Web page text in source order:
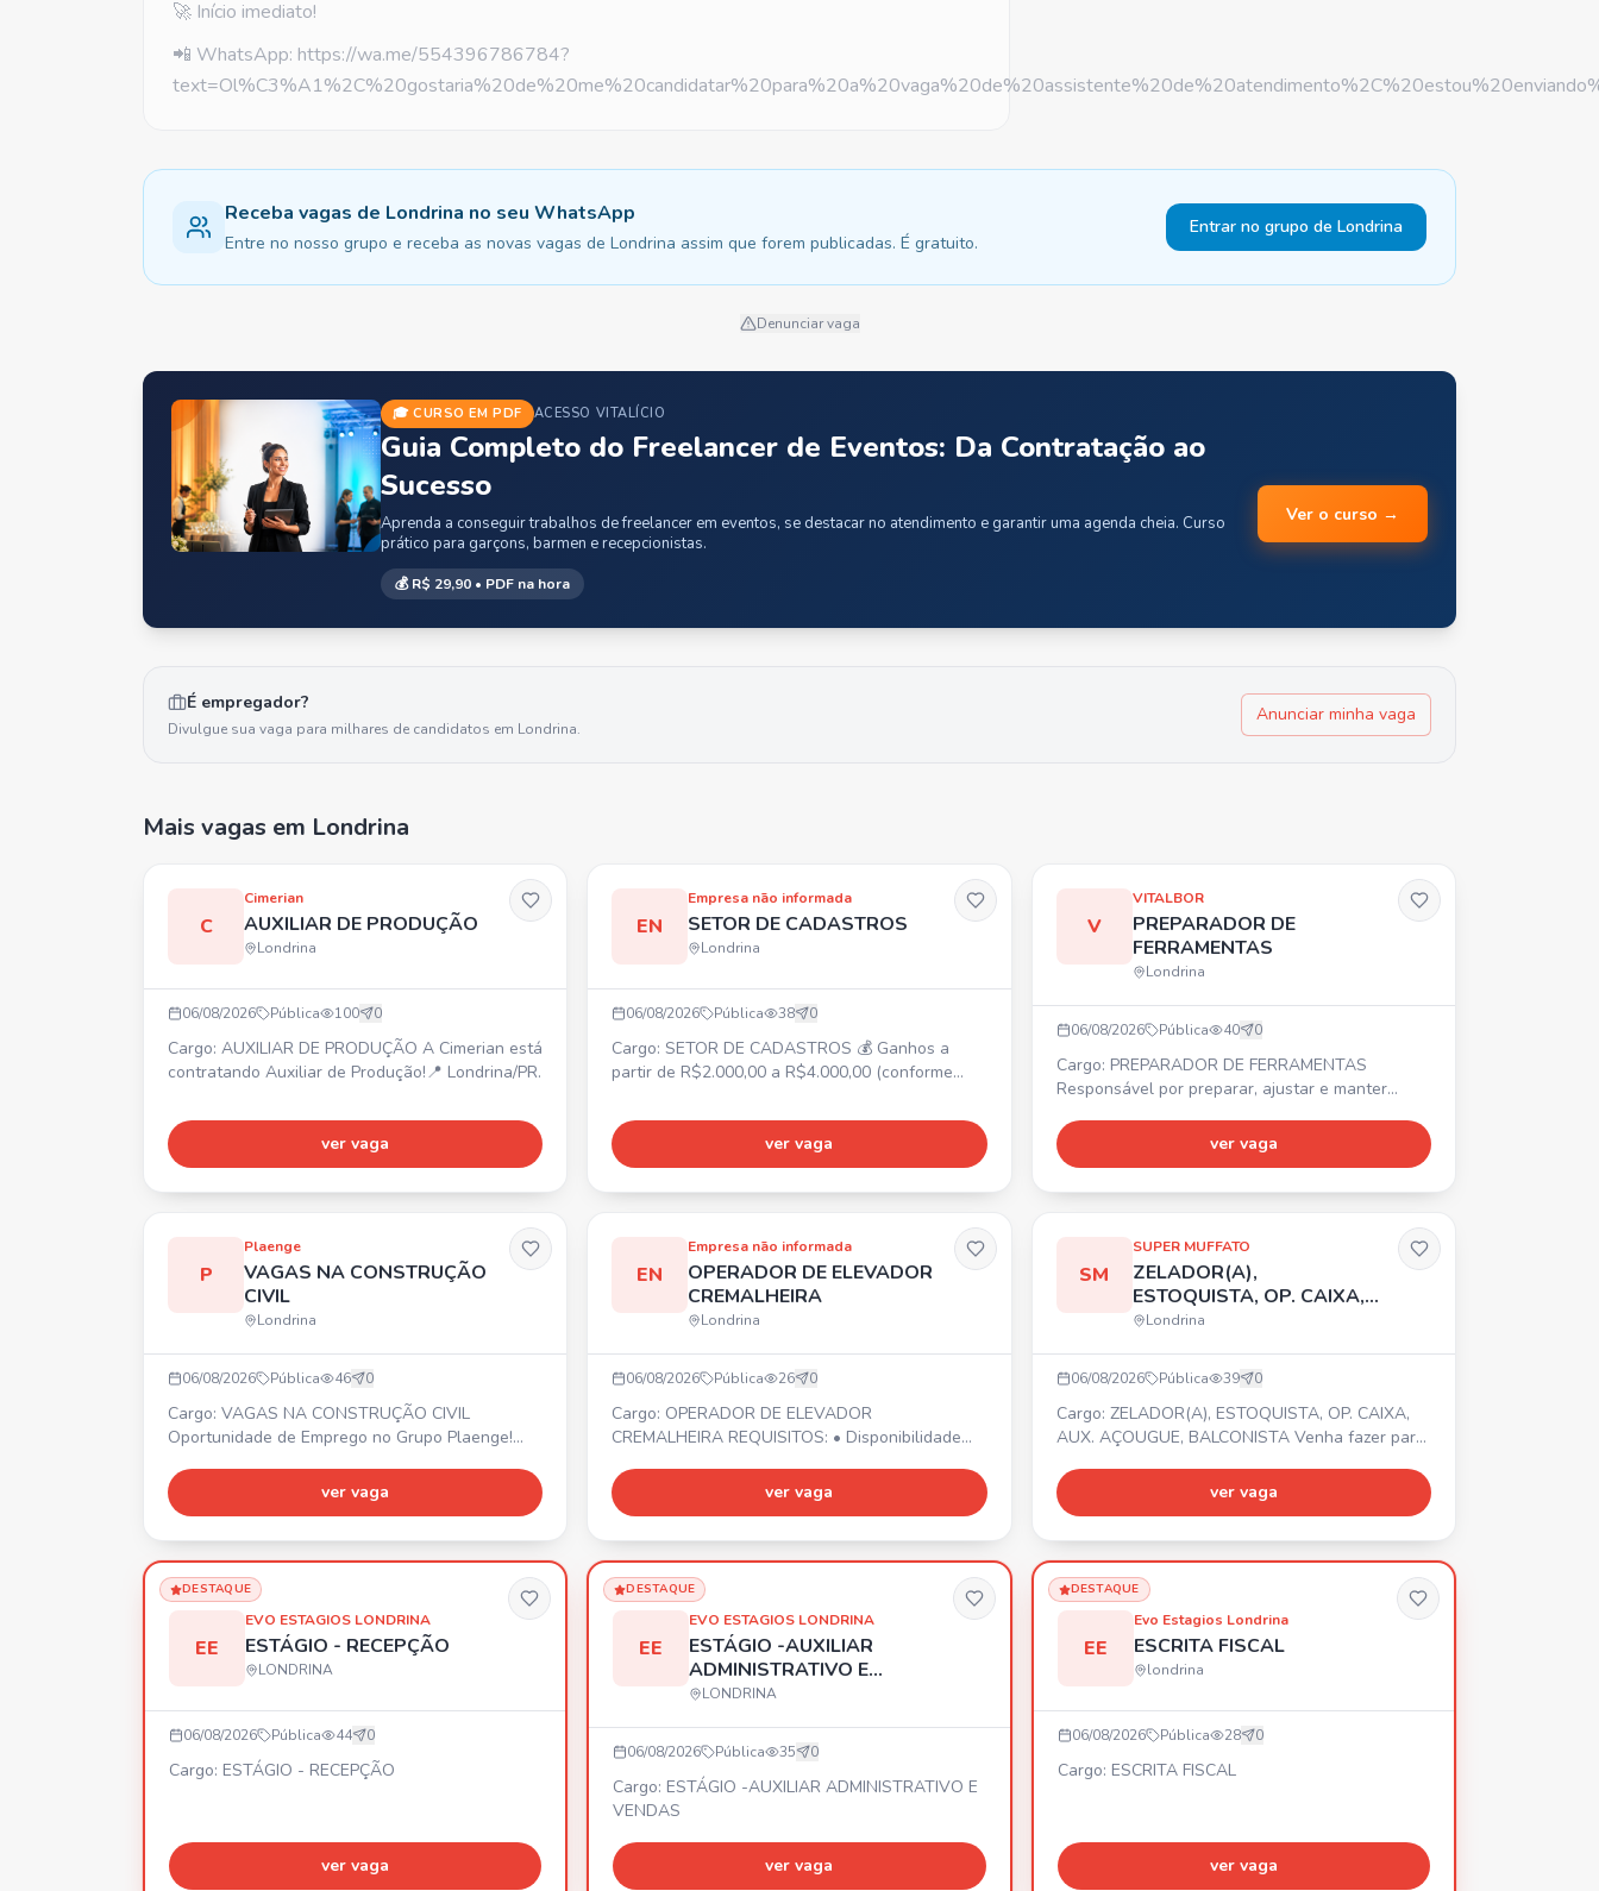
🚀 Início imediato!
📲 WhatsApp: https://wa.me/554396786784?
Receba vagas de Londrina no seu WhatsApp
Entre no nosso grupo e receba as novas vagas de Londrina assim que forem publicadas. É gratuito.
Entrar no grupo de Londrina
Denunciar vaga
🎓 CURSO EM PDF ACESSO VITALÍCIO
Guia Completo do Freelancer de Eventos: Da Contratação ao
Sucesso
Aprenda a conseguir trabalhos de freelancer em eventos, se destacar no atendimento e garantir uma agenda cheia. Curso
prático para garçons, barmen e recepcionistas.
💰R$ 29,90 • PDF na hora
Ver o curso →
É empregador?
Divulgue sua vaga para milhares de candidatos em Londrina.
Anunciar minha vaga
Mais vagas em Londrina
C
Cimerian
AUXILIAR DE PRODUÇÃO
Londrina
06/08/2026 Pública 100 0
Cargo: AUXILIAR DE PRODUÇÃO A Cimerian está
contratando Auxiliar de Produção!📍 Londrina/PR.
ver vaga
EN
Empresa não informada
SETOR DE CADASTROS
Londrina
06/08/2026 Pública 38 0
Cargo: SETOR DE CADASTROS 💰 Ganhos a
partir de R$2.000,00 a R$4.000,00 (conforme
a sexta-feira: 09:30 às 19:30. Sábado: 09:00 às
14:00. ✅ Treinamento fornecido, não é
necessária experiência.
ver vaga
V
VITALBOR
PREPARADOR DE
FERRAMENTAS
Londrina
06/08/2026 Pública 40 0
Cargo: PREPARADOR DE FERRAMENTAS
Responsável por preparar, ajustar e manter
Preferencial com experiência. 💰 Salário acima do
mercado + Vale-Transporte + Vale-Alimentação
ver vaga
P
Plaenge
VAGAS NA CONSTRUÇÃO
CIVIL
Londrina
06/08/2026 Pública 46 0
Cargo: VAGAS NA CONSTRUÇÃO CIVIL
Oportunidade de Emprego no Grupo Plaenge!
diversas áreas da construção civil. 🚀 Faça parte
da maior construtora do Sul do país! Encaminhe
ver vaga
EN
Empresa não informada
OPERADOR DE ELEVADOR
CREMALHEIRA
Londrina
06/08/2026 Pública 26 0
Cargo: OPERADOR DE ELEVADOR
CREMALHEIRA REQUISITOS: • Disponibilidade
demanda da empresa. • Organização e controle
• PROATIVIDADE • Início imediato! 📍 Cidade de
ver vaga
SM
SUPER MUFFATO
ZELADOR(A),
ESTOQUISTA, OP. CAIXA,
AUX. AÇOUGUE,
Londrina
06/08/2026 Pública 39 0
Cargo: ZELADOR(A), ESTOQUISTA, OP. CAIXA,
AUX. AÇOUGUE, BALCONISTA Venha fazer parte
vagas para Zelador(a), Estoquista, Op. Caixa,
Aux. Açougue e Balconista. 📍 Av. Me. Leônia
Entrevistas de Segunda a Sexta, das 09:00 às
17:00. Vagas disponíveis também para
estrangeiros, PCD e 60+. 🎁 Benefíc
ver vaga
DESTAQUE
EE
EVO ESTAGIOS LONDRINA
ESTÁGIO - RECEPÇÃO
LONDRINA
06/08/2026 Pública 44 0
Cargo: ESTÁGIO - RECEPÇÃO
ver vaga
DESTAQUE
EE
EVO ESTAGIOS LONDRINA
ESTÁGIO -AUXILIAR
ADMINISTRATIVO E
VENDAS
LONDRINA
06/08/2026 Pública 35 0
Cargo: ESTÁGIO -AUXILIAR ADMINISTRATIVO E
VENDAS
ver vaga
DESTAQUE
EE
Evo Estagios Londrina
ESCRITA FISCAL
londrina
06/08/2026 Pública 28 0
Cargo: ESCRITA FISCAL
ver vaga